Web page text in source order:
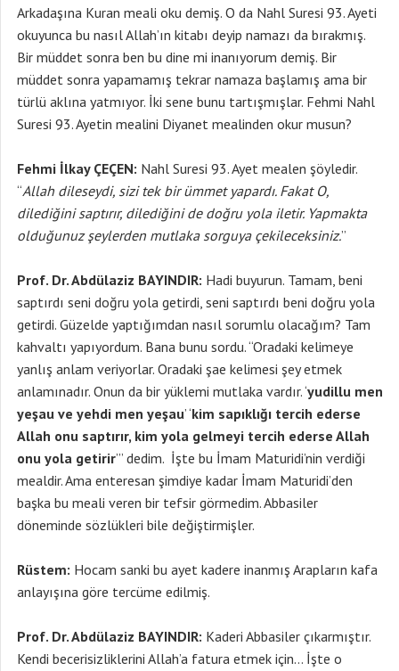
Arkadaşına Kuran meali oku demiş. O da Nahl Suresi 93. Ayeti
okuyunca bu nasıl Allah’ın kitabı deyip namazı da bırakmış.
Bir müddet sonra ben bu dine mi inanıyorum demiş. Bir
müddet sonra yapamamış tekrar namaza başlamış ama bir
türlü aklına yatmıyor. İki sene bunu tartışmışlar. Fehmi Nahl
Suresi 93. Ayetin mealini Diyanet mealinden okur musun?
Fehmi İlkay ÇEÇEN: Nahl Suresi 93. Ayet mealen şöyledir.
“Allah dileseydi, sizi tek bir ümmet yapardı. Fakat O,
dilediğini saptırır, dilediğini de doğru yola iletir. Yapmakta
olduğunuz şeylerden mutlaka sorguya çekileceksiniz.”
Prof. Dr. Abdülaziz BAYINDIR: Hadi buyurun. Tamam, beni
saptırdı seni doğru yola getirdi, seni saptırdı beni doğru yola
getirdi. Güzelde yaptığımdan nasıl sorumlu olacağım? Tam
kahvaltı yapıyordum. Bana bunu sordu. “Oradaki kelimeye
yanlış anlam veriyorlar. Oradaki şae kelimesi şey etmek
anlamınadır. Onun da bir yüklemi mutlaka vardır. ‘yudillu men
yeşau ve yehdi men yeşau’ ‘kim sapıklığı tercih ederse
Allah onu saptırır, kim yola gelmeyi tercih ederse Allah
onu yola getirir’” dedim. İşte bu İmam Maturidi’nin verdiği
mealdir. Ama enteresan şimdiye kadar İmam Maturidi’den
başka bu meali veren bir tefsir görmedim. Abbasiler
döneminde sözlükleri bile değiştirmişler.
Rüstem: Hocam sanki bu ayet kadere inanmış Arapların kafa
anlayışına göre tercüme edilmiş.
Prof. Dr. Abdülaziz BAYINDIR: Kaderi Abbasiler çıkarmıştır.
Kendi becerisizliklerini Allah’a fatura etmek için… İşte o